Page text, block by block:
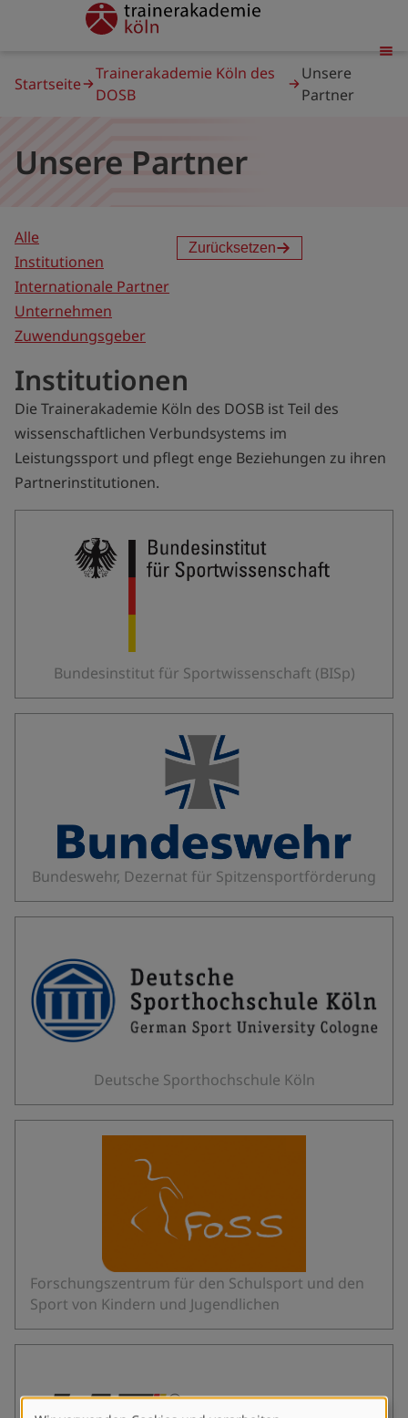
trainerakademie
Startseite
Trainerakademie Köln des
DOSB
Unsere
Partner
Unsere Partner
Type
partner
(field_type_partner)
Alle
Institutionen
Internationale Partner
Unternehmen
Zuwendungsgeber
Zurücksetzen
Institutionen
Die Trainerakademie Köln des DOSB ist Teil des
wissenschaftlichen Verbundsystems im
Leistungssport und pflegt enge Beziehungen zu ihren
Partnerinstitutionen.
Bundesinstitut für Sportwissenschaft (BISp)
Bundeswehr, Dezernat für Spitzensportförderung
Deutsche Sporthochschule Köln
Forschungszentrum für den Schulsport und den
Sport von Kindern und Jugendlichen